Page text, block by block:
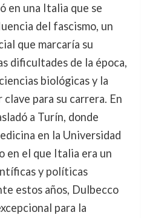
en una Italia que se
del fascismo, un
que marcaría su
dificultades de la época,
biológicas y la
para su carrera. En
a Turín, donde
en la Universidad
en el que Italia era un
y políticas
estos años, Dulbecco
para la